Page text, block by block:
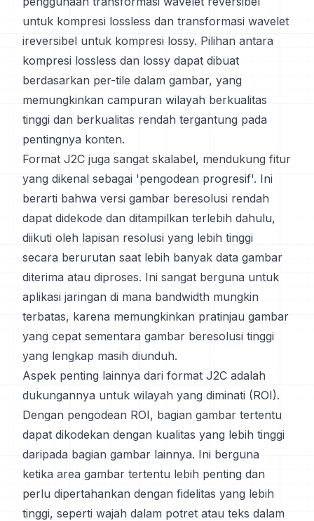
untuk kompresi lossless dan transformasi wavelet
ireversibel untuk kompresi lossy. Pilihan antara
kompresi lossless dan lossy dapat dibuat
berdasarkan per-tile dalam gambar, yang
memungkinkan campuran wilayah berkualitas
tinggi dan berkualitas rendah tergantung pada
pentingnya konten.
Format J2C juga sangat skalabel, mendukung fitur
yang dikenal sebagai 'pengodean progresif'. Ini
berarti bahwa versi gambar beresolusi rendah
dapat didekode dan ditampilkan terlebih dahulu,
diikuti oleh lapisan resolusi yang lebih tinggi
secara berurutan saat lebih banyak data gambar
diterima atau diproses. Ini sangat berguna untuk
aplikasi jaringan di mana bandwidth mungkin
terbatas, karena memungkinkan pratinjau gambar
yang cepat sementara gambar beresolusi tinggi
yang lengkap masih diunduh.
Aspek penting lainnya dari format J2C adalah
dukungannya untuk wilayah yang diminati (ROI).
Dengan pengodean ROI, bagian gambar tertentu
dapat dikodekan dengan kualitas yang lebih tinggi
daripada bagian gambar lainnya. Ini berguna
ketika area gambar tertentu lebih penting dan
perlu dipertahankan dengan fidelitas yang lebih
tinggi, seperti wajah dalam potret atau teks dalam